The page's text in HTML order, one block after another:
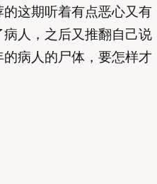
这期听着有点恶心又有
人，之后又推翻自己说
病人的尸体，要怎样才